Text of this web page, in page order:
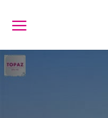
qua
dung